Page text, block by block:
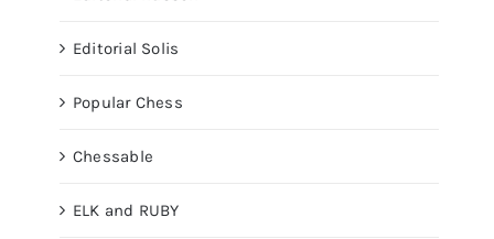
Editorial Solis
Popular Chess
Chessable
ELK and RUBY